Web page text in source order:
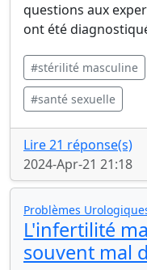
questions aux
ont été
#stérilité masculine
#santé sexuelle
Lire 21 réponse(s)
2024-Apr-21 21:18
Problèmes
L'infertilité
souvent mal